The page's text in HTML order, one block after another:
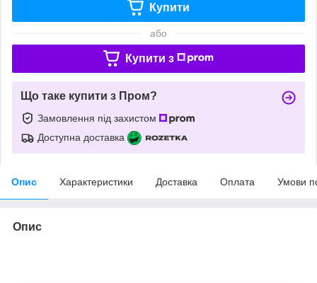
Купити
або
Купити з
Що таке купити з Пром?
Замовлення під захистом
Доступна доставка
Опис Характеристики Доставка Оплата Умови
Опис